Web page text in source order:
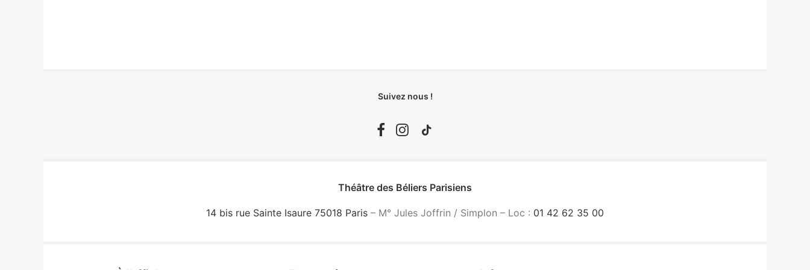
Suivez nous !
Théâtre des Béliers Parisiens
14 bis rue Sainte Isaure 75018 Paris – M° Jules Joffrin / Simplon – Loc : 01 42 62 35 00